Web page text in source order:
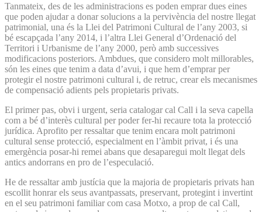
Tanmateix, des de les administracions es poden emprar dues eines
que poden ajudar a donar solucions a la pervivència del nostre llegat
patrimonial, una és la Llei del Patrimoni Cultural de l’any 2003, si
bé escapçada l’any 2014, i l’altra Llei General d’Ordenació del
Territori i Urbanisme de l’any 2000, però amb successives
modificacions posteriors. Ambdues, que considero molt millorables,
són les eines que tenim a data d’avui, i que hem d’emprar per
protegir el nostre patrimoni cultural i, de retruc, crear els mecanismes
de compensació adients pels propietaris privats.
El primer pas, obvi i urgent, seria catalogar cal Call i la seva capella
com a bé d’interès cultural per poder fer-hi recaure tota la protecció
jurídica. Aprofito per ressaltar que tenim encara molt patrimoni
cultural sense protecció, especialment en l’àmbit privat, i és una
emergència posar-hi remei abans que desaparegui molt llegat dels
antics andorrans en pro de l’especulació.
He de ressaltar amb justícia que la majoria de propietaris privats han
escollit honrar els seus avantpassats, preservant, protegint i invertint
en el seu patrimoni familiar com casa Motxo, a prop de cal Call,